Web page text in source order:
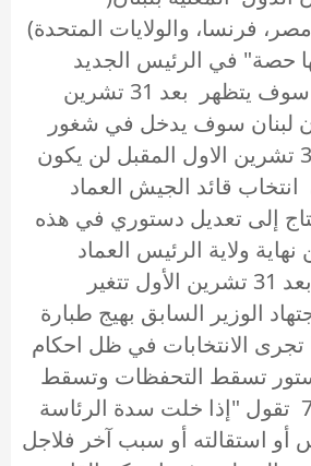
فرنسا، والولايات المتحدة)
حصة" في الرئيس الجديد
للبنان، وهذا الامر سوف يتظهر بعد 31 تشرين
أن لبنان سوف يدخل في شغور
رئاسي، وما بعد 31 تشرين الاول المقبل لن يكون
انتخاب قائد الجيش العماد
إلى تعديل دستوري في هذه
ولاية الرئيس العماد
ميشال عون، فما بعد 31 تشرين الأول تتغير
الوزير السابق بهيج طبارة
تجرى الانتخابات في ظل احكام
من الدستور تسقط التحفظات وتسقط
المهل". فالمادة 74 تقول "إذا خلت سدة الرئاسة
أو استقالته أو سبب آخر فلاجل